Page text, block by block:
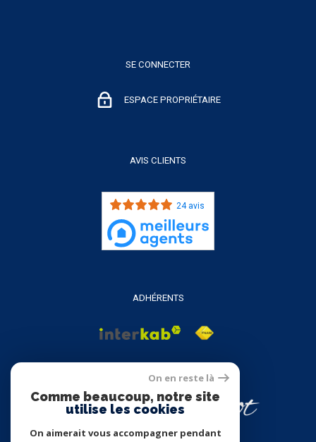
SE CONNECTER
ESPACE PROPRIÉTAIRE
AVIS CLIENTS
24 avis
ADHÉRENTS
On en reste là
Comme beaucoup, notre site
utilise les cookies
On aimerait vous accompagner pendant